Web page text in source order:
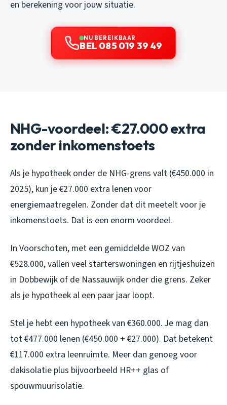
en berekening voor jouw situatie.
NU BEREIKBAAR
BEL 085 019 39 49
NHG-voordeel: €27.000 extra
zonder inkomenstoets
Als je hypotheek onder de NHG-grens valt (€450.000 in
2025), kun je €27.000 extra lenen voor
energiemaatregelen. Zonder dat dit meetelt voor je
inkomenstoets. Dat is een enorm voordeel.
In Voorschoten, met een gemiddelde WOZ van
€528.000, vallen veel starterswoningen en rijtjeshuizen
in Dobbewijk of de Nassauwijk onder die grens. Zeker
als je hypotheek al een paar jaar loopt.
Stel je hebt een hypotheek van €360.000. Je mag dan
tot €477.000 lenen (€450.000 + €27.000). Dat betekent
€117.000 extra leenruimte. Meer dan genoeg voor
dakisolatie plus bijvoorbeeld HR++ glas of
spouwmuurisolatie.